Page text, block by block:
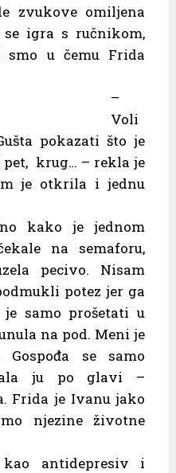
zvukove omiljena
igra s ručnikom,
smo u čemu Frida
–
Voli
pokazati što je
pet, krug… – rekla je
je otkrila i jednu
kako je jednom
na semaforu,
pecivo. Nisam
potez jer ga
samo prošetati u
na pod. Meni je
se samo
ju po glavi –
Frida je Ivanu jako
njezine životne
antidepresiv i